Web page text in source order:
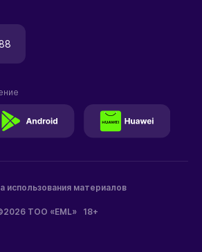
ТОО «EML» 18+
использования материалов